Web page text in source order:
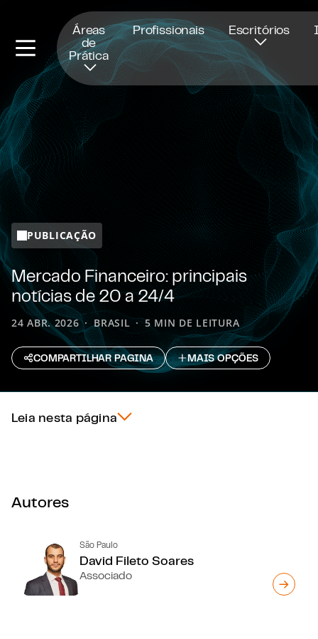
Áreas
de
Prática
Profissionais Escritórios
PUBLICAÇÃO
Mercado Financeiro: principais
notícias de 20 a 24/4
24 ABR. 2026 BRASIL 5 MIN DE LEITURA
COMPARTILHAR PAGINA MAIS OPÇÕES
Leia nesta página
Autores
São Paulo
David Fileto Soares
Associado
Abre numa nova janela